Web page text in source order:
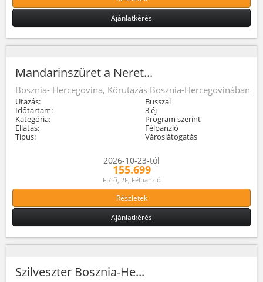
Ajánlatkérés
Mandarinszüret a Neret...
Bosznia- Hercegovina, Körutazás Bosznia-Hercegovinában
Utazás:
Busszal
Időtartam:
3 éj
Kategória:
Program szerint
Ellátás:
Félpanzió
Típus:
Városlátogatás
2026-10-23-tól
155.699
Ft/fő, 2F, Félpanzió
Részletek
Ajánlatkérés
Szilveszter Bosznia-He...